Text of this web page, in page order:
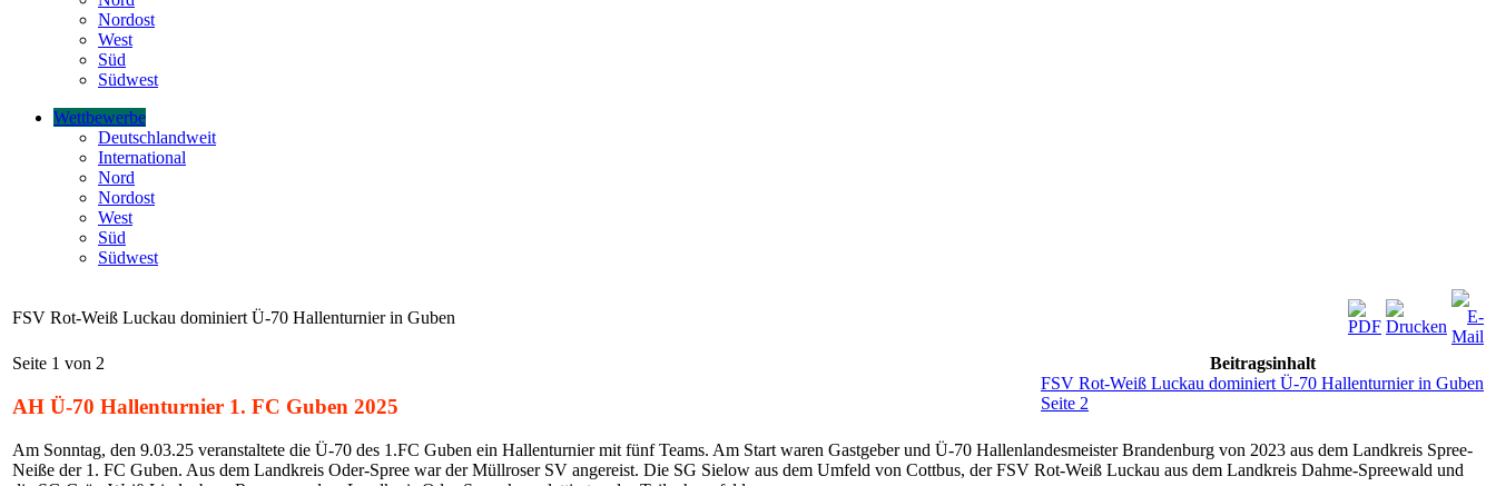
Nordost
West
Süd
Südwest
Wettbewerbe
Deutschlandweit
International
Nord
Nordost
West
Süd
Südwest
FSV Rot-Weiß Luckau dominiert Ü-70 Hallenturnier in Guben
Beitragsinhalt
FSV Rot-Weiß Luckau dominiert Ü-70 Hallenturnier in Guben
Seite 2
Seite 1 von 2
AH Ü-70 Hallenturnier 1. FC Guben 2025
Am Sonntag, den 9.03.25 veranstaltete die Ü-70 des 1.FC Guben ein Hallenturnier mit fünf Teams. Am Start waren Gastgeber und Ü-70 Hallenlandesmeister Brandenburg von 2023 aus dem Landkreis Spree-
Neiße der 1. FC Guben. Aus dem Landkreis Oder-Spree war der Müllroser SV angereist. Die SG Sielow aus dem Umfeld von Cottbus, der FSV Rot-Weiß Luckau aus dem Landkreis Dahme-Spreewald und